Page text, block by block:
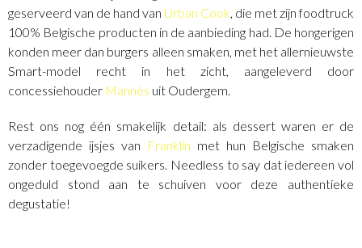
geserveerd van de hand van Urban Cook , die met zijn foodtruck
100% Belgische producten in de aanbieding had. De hongerigen
konden meer dan burgers alleen smaken, met het allernieuwste
Smart-model recht in het zicht, aangeleverd door
concessiehouder Mannès uit Oudergem.
Rest ons nog één smakelijk detail: als dessert waren er de
verzadigende ijsjes van Franklin met hun Belgische smaken
zonder toegevoegde suikers. Needless to say dat iedereen vol
ongeduld stond aan te schuiven voor deze authentieke
degustatie!